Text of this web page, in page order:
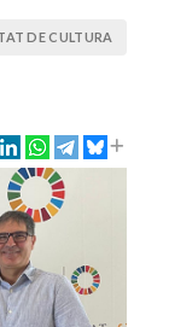
DE CULTURA